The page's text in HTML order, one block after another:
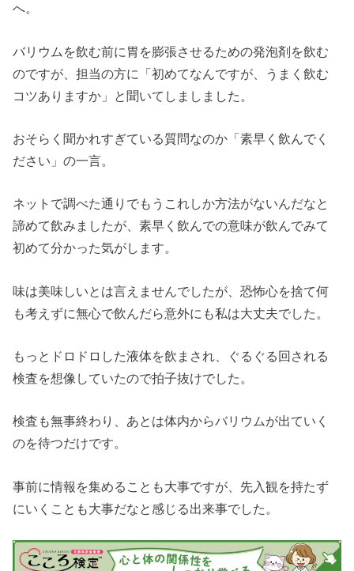
へ。
バリウムを飲む前に胃を膨張させるための発泡剤を飲む
のですが、担当の方に「初めてなんですが、うまく飲む
コツありますか」と聞いてしましました。
おそらく聞かれすぎている質問なのか「素早く飲んでく
ださい」の一言。
ネットで調べた通りでもうこれしか方法がないんだなと
諦めて飲みましたが、素早く飲んでの意味が飲んでみて
初めて分かった気がします。
味は美味しいとは言えませんでしたが、恐怖心を捨て何
も考えずに無心で飲んだら意外にも私は大丈夫でした。
もっとドロドロした液体を飲まされ、ぐるぐる回される
検査を想像していたので拍子抜けでした。
検査も無事終わり、あとは体内からバリウムが出ていく
のを待つだけです。
事前に情報を集めることも大事ですが、先入観を持たず
にいくことも大事だなと感じる出来事でした。